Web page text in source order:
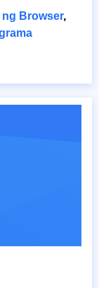
ng Browser,